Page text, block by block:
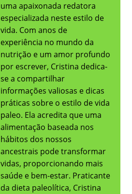
uma apaixonada redatora
especializada neste estilo de
vida. Com anos de
experiência no mundo da
nutrição e um amor profundo
por escrever, Cristina dedica-
se a compartilhar
informações valiosas e dicas
práticas sobre o estilo de vida
paleo. Ela acredita que uma
alimentação baseada nos
hábitos dos nossos
ancestrais pode transformar
vidas, proporcionando mais
saúde e bem-estar. Praticante
da dieta paleolítica, Cristina